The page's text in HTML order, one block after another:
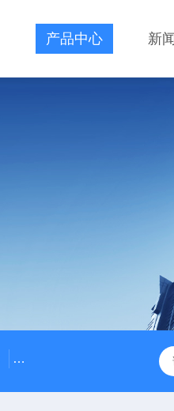
产品中心 新
奥林巴斯CX31生物显微镜